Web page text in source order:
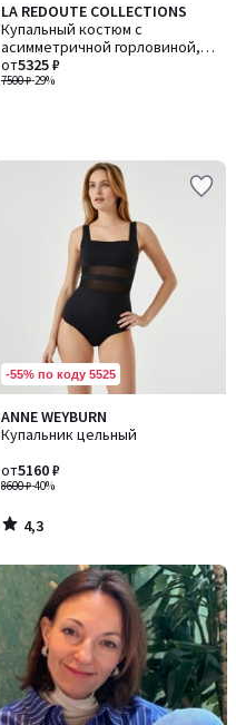
LA REDOUTE COLLECTIONS
Купальный костюм с
асимметричной горловиной,
цельный
7500 ₽-29%
от5325 ₽
-55% по коду 5525
ANNE WEYBURN
Купальник цельный
8600 ₽-40%
от5160 ₽
4,3
/ 5
4,3
/